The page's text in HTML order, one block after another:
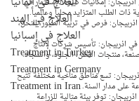
العلاج في الهند
العلاج في إسبانيا
Treatment in Turkey
Treatment in Germany
Treatment in Iran
ذات الطلب المتزايد محلياً وعالمياً.
فرص في تربية الطيور، النحل،
في اذربيجان: تأسيس شركات لإنتاج
منتجات القطن، الجلود، والسجاد.
تسع مناطق مناخية مختلفة تتيح
على مدار السنة.
توفر بيئة مثالية للزراعة